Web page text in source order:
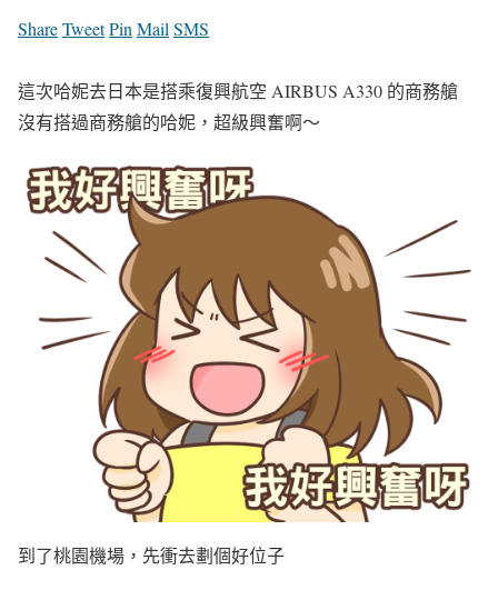
ShareTweetPin Mail SMS
這次哈妮去日本是搭乘復興航空 AIRBUS A330 的商務艙
沒有搭過商務艙的哈妮，超級興奮啊～
到了桃園機場，先衝去劃個好位子